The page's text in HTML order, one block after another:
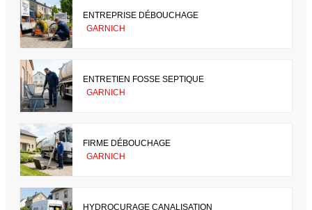
ENTREPRISE DÉBOUCHAGE
GARNICH
ENTRETIEN FOSSE SEPTIQUE
GARNICH
FIRME DÉBOUCHAGE
GARNICH
HYDROCURAGE CANALISATION